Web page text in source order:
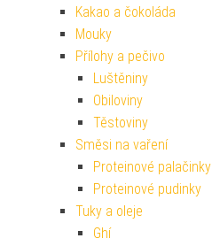
Kakao a čokoláda
Mouky
Přílohy a pečivo
Luštěniny
Obiloviny
Těstoviny
Směsi na vaření
Proteinové palačinky
Proteinové pudinky
Tuky a oleje
Ghí